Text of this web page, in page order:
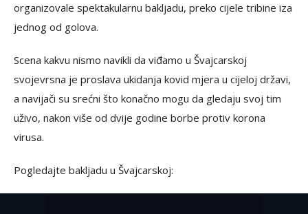
organizovale spektakularnu bakljadu, preko cijele tribine iza
jednog od golova.
Scena kakvu nismo navikli da viđamo u Švajcarskoj
svojevrsna je proslava ukidanja kovid mjera u cijeloj državi,
a navijači su srećni što konačno mogu da gledaju svoj tim
uživo, nakon više od dvije godine borbe protiv korona
virusa.
Pogledajte bakljadu u Švajcarskoj: